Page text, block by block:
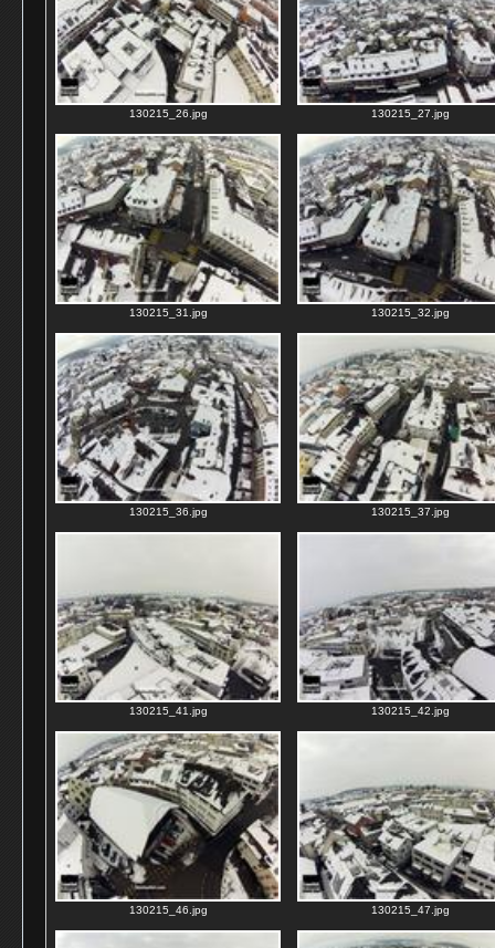
130215_26.jpg 130215_27.jpg
130215_31.jpg 130215_32.jpg
130215_36.jpg 130215_37.jpg
130215_41.jpg 130215_42.jpg
130215_46.jpg 130215_47.jpg